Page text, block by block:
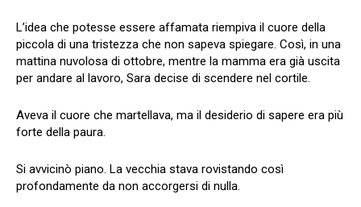
L’idea che potesse essere affamata riempiva il cuore della
piccola di una tristezza che non sapeva spiegare. Così, in una
mattina nuvolosa di ottobre, mentre la mamma era già uscita
per andare al lavoro, Sara decise di scendere nel cortile.
Aveva il cuore che martellava, ma il desiderio di sapere era più
forte della paura.
Si avvicinò piano. La vecchia stava rovistando così
profondamente da non accorgersi di nulla.